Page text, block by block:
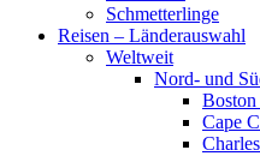
Schmetterlinge
Reisen – Länderauswahl
Weltweit
Nord- und
Boston
Cape